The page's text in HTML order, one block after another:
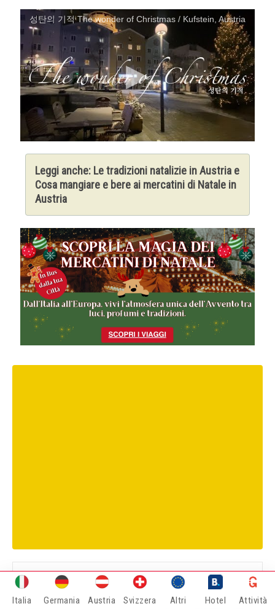
성탄의 기적 The wonder of Christmas / Kufstein, Austria
Leggi anche: Le tradizioni natalizie in Austria e
Cosa mangiare e bere ai mercatini di Natale in
Austria
LEGGI ANCHE
Italia Germania Austria Svizzera Altri Hotel Attività